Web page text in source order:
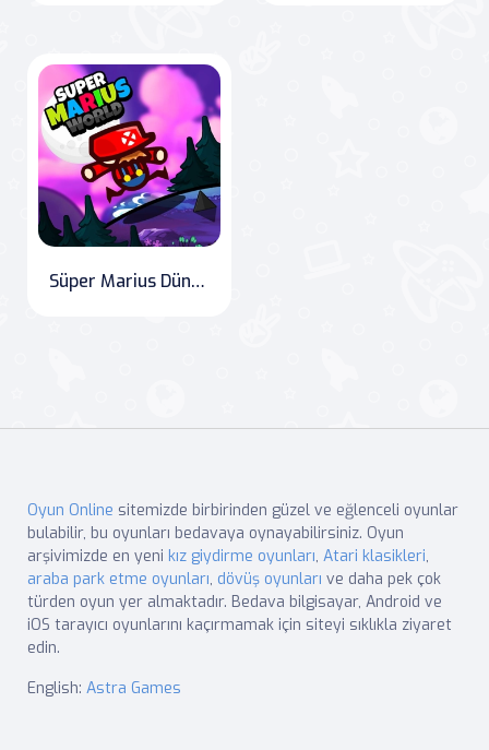
Süper Marius Dünyası
Oyun Online sitemizde birbirinden güzel ve eğlenceli oyunlar
bulabilir, bu oyunları bedavaya oynayabilirsiniz. Oyun
arşivimizde en yeni kız giydirme oyunları, Atari klasikleri,
araba park etme oyunları, dövüş oyunları ve daha pek çok
türden oyun yer almaktadır. Bedava bilgisayar, Android ve
iOS tarayıcı oyunlarını kaçırmamak için siteyi sıklıkla ziyaret
edin.
English: Astra Games